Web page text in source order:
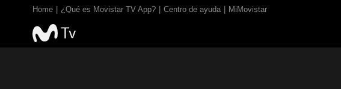
Home ¿Qué es Movistar TV App? Centro de ayuda MiMovistar